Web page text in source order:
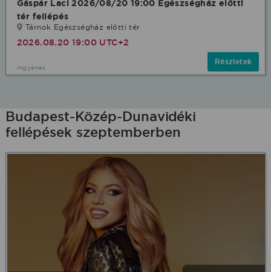
Gáspár Laci 2026/08/20 19:00 Egészségház előtti
tér fellépés
Tárnok Egészségház előtti tér
2026.08.20 19:00 UTC+2
Ingyenes
Részletek
Budapest-Közép-Dunavidéki
fellépések szeptemberben